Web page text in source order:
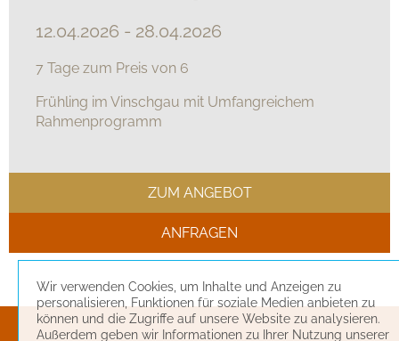
12.04.2026 - 28.04.2026
7 Tage zum Preis von 6
Frühling im Vinschgau mit Umfangreichem
Rahmenprogramm
ZUM ANGEBOT
ANFRAGEN
Wir verwenden Cookies, um Inhalte und Anzeigen zu
personalisieren, Funktionen für soziale Medien anbieten zu
können und die Zugriffe auf unsere Website zu analysieren.
Außerdem geben wir Informationen zu Ihrer Nutzung unserer